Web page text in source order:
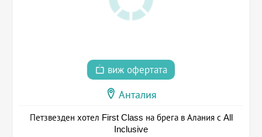
виж офертата
Анталия
Петзвезден хотел First Class на брега в Алания с All
Inclusive